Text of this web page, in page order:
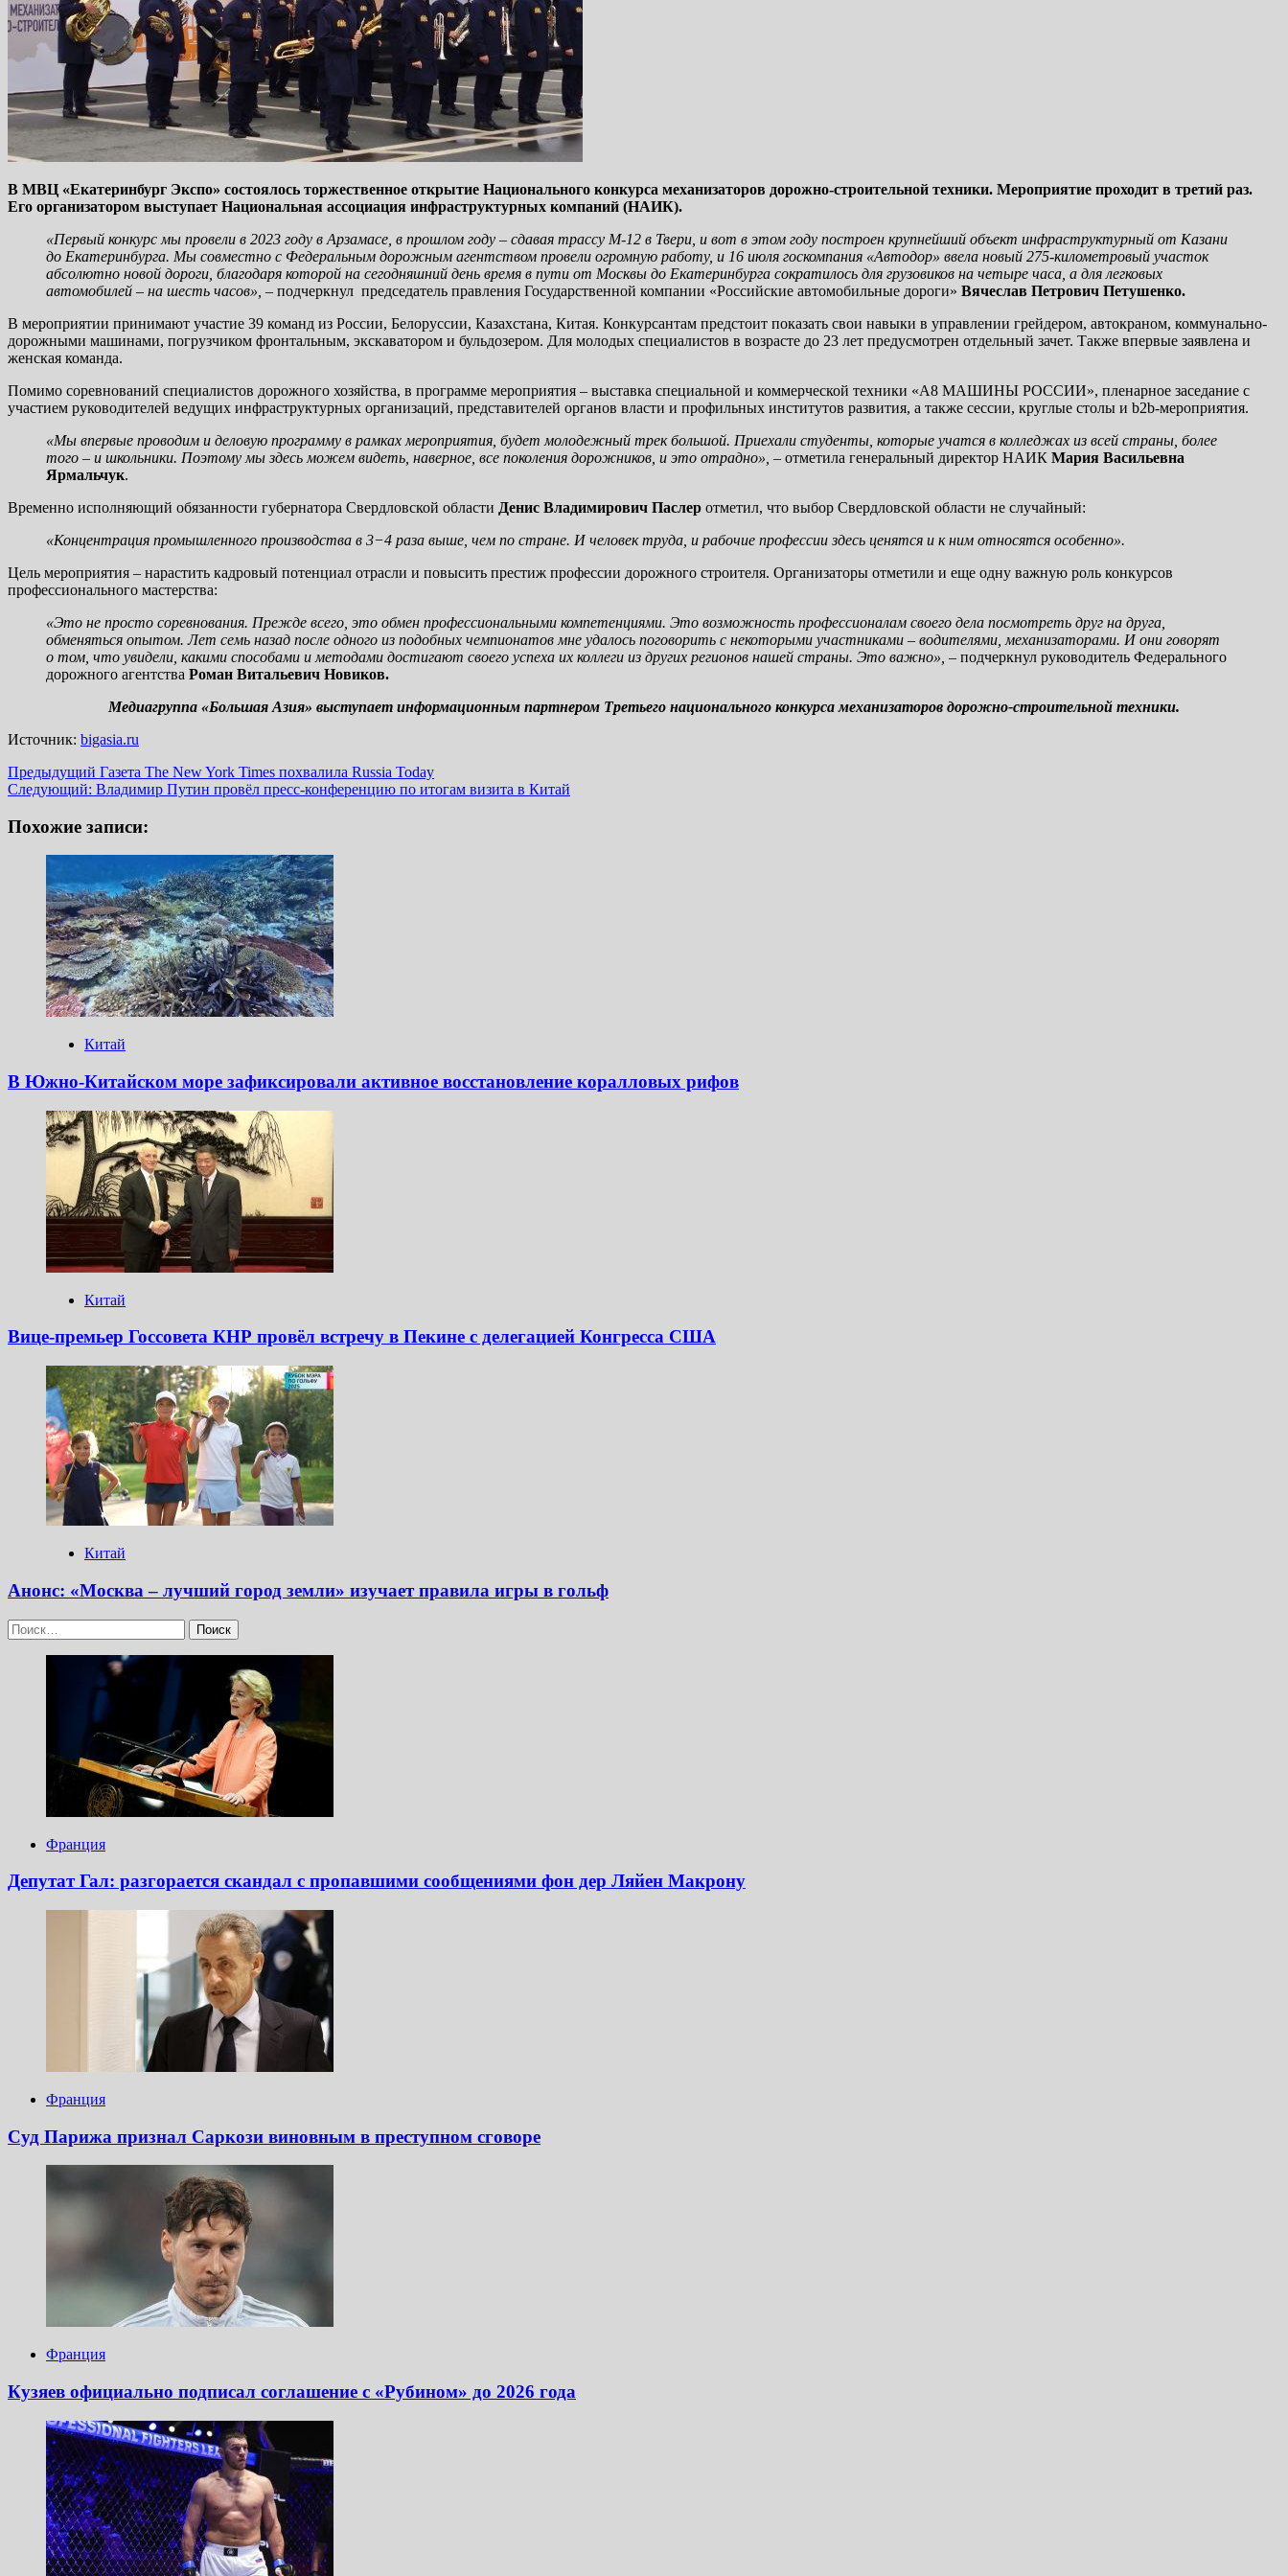
В МВЦ «Екатеринбург Экспо» состоялось торжественное открытие Национального конкурса механизаторов дорожно-строительной техники. Мероприятие проходит в третий раз.
Его организатором выступает Национальная ассоциация инфраструктурных компаний (НАИК).
«Первый конкурс мы провели в 2023 году в Арзамасе, в прошлом году – сдавая трассу М-12 в Твери, и вот в этом году построен крупнейший объект инфраструктурный от Казани
до Екатеринбурга. Мы совместно с Федеральным дорожным агентством провели огромную работу, и 16 июля госкомпания «Автодор» ввела новый 275-километровый участок
абсолютно новой дороги, благодаря которой на сегодняшний день время в пути от Москвы до Екатеринбурга сократилось для грузовиков на четыре часа, а для легковых
автомобилей – на шесть часов», – подчеркнул председатель правления Государственной компании «Российские автомобильные дороги» Вячеслав Петрович Петушенко.
В мероприятии принимают участие 39 команд из России, Белоруссии, Казахстана, Китая. Конкурсантам предстоит показать свои навыки в управлении грейдером, автокраном, коммунально-
дорожными машинами, погрузчиком фронтальным, экскаватором и бульдозером. Для молодых специалистов в возрасте до 23 лет предусмотрен отдельный зачет. Также впервые заявлена и
женская команда.
Помимо соревнований специалистов дорожного хозяйства, в программе мероприятия – выставка специальной и коммерческой техники «А8 МАШИНЫ РОССИИ», пленарное заседание с
участием руководителей ведущих инфраструктурных организаций, представителей органов власти и профильных институтов развития, а также сессии, круглые столы и b2b-мероприятия.
«Мы впервые проводим и деловую программу в рамках мероприятия, будет молодежный трек большой. Приехали студенты, которые учатся в колледжах из всей страны, более
того – и школьники. Поэтому мы здесь можем видеть, наверное, все поколения дорожников, и это отрадно», – отметила генеральный директор НАИК Мария Васильевна
Ярмальчук.
Временно исполняющий обязанности губернатора Свердловской области Денис Владимирович Паслер отметил, что выбор Свердловской области не случайный:
«Концентрация промышленного производства в 3−4 раза выше, чем по стране. И человек труда, и рабочие профессии здесь ценятся и к ним относятся особенно».
Цель мероприятия – нарастить кадровый потенциал отрасли и повысить престиж профессии дорожного строителя. Организаторы отметили и еще одну важную роль конкурсов
профессионального мастерства:
«Это не просто соревнования. Прежде всего, это обмен профессиональными компетенциями. Это возможность профессионалам своего дела посмотреть друг на друга,
обменяться опытом. Лет семь назад после одного из подобных чемпионатов мне удалось поговорить с некоторыми участниками – водителями, механизаторами. И они говорят
о том, что увидели, какими способами и методами достигают своего успеха их коллеги из других регионов нашей страны. Это важно», – подчеркнул руководитель Федерального
дорожного агентства Роман Витальевич Новиков.
Медиагруппа «Большая Азия» выступает информационным партнером Третьего национального конкурса механизаторов дорожно-строительной техники.
Источник: bigasia.ru
Навигация
записи
Предыдущий Газета The New York Times похвалила Russia Today
Следующий: Владимир Путин провёл пресс-конференцию по итогам визита в Китай
Похожие записи:
Китай
В Южно-Китайском море зафиксировали активное восстановление коралловых рифов
Китай
Вице-премьер Госсовета КНР провёл встречу в Пекине с делегацией Конгресса США
Китай
Анонс: «Москва – лучший город земли» изучает правила игры в гольф
Найти:
Франция
Депутат Гал: разгорается скандал с пропавшими сообщениями фон дер Ляйен Макрону
Франция
Суд Парижа признал Саркози виновным в преступном сговоре
Франция
Кузяев официально подписал соглашение с «Рубином» до 2026 года